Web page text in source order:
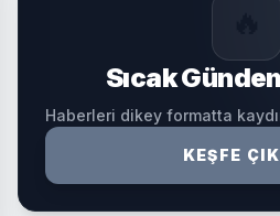
Sıcak
Haberleri dikey formatta
KEŞFE ÇIK